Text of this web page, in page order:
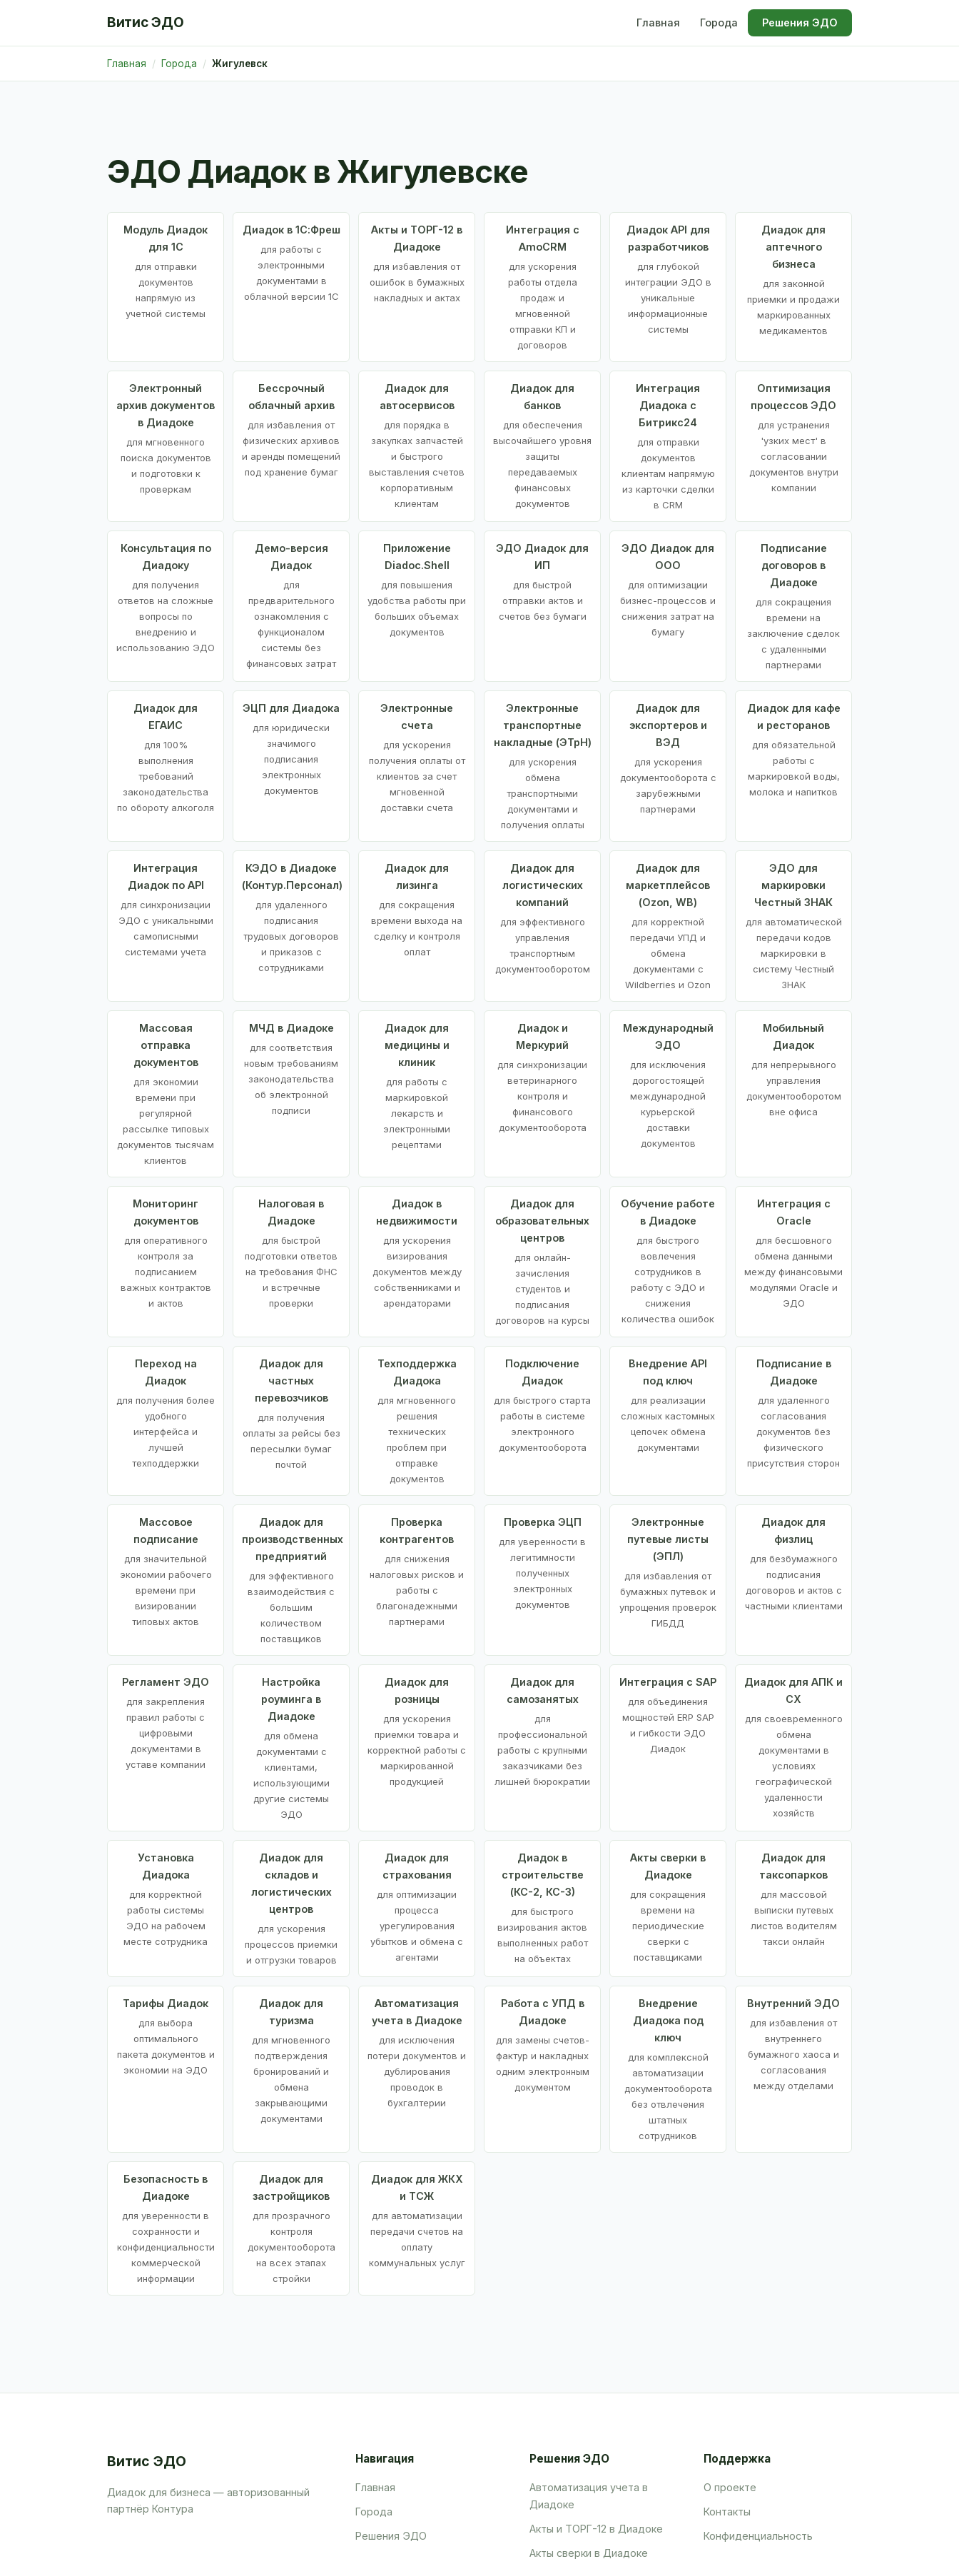
Витис ЭДО Главная Города Решения ЭДО
Главная Города Жигулевск
ЭДО Диадок в Жигулевске
Модуль Диадок
для 1С
для отправки
документов
напрямую из
учетной системы
Диадок в 1С:Фреш
для работы с
электронными
документами в
облачной версии 1С
Акты и ТОРГ-12 в
Диадоке
для избавления от
ошибок в бумажных
накладных и актах
Интеграция с
AmoCRM
для ускорения
работы отдела
продаж и
мгновенной
отправки КП и
договоров
Диадок API для
разработчиков
для глубокой
интеграции ЭДО в
уникальные
информационные
системы
Диадок для
аптечного
бизнеса
для законной
приемки и продажи
маркированных
медикаментов
Электронный
архив документов
в Диадоке
для мгновенного
поиска документов
и подготовки к
проверкам
Бессрочный
облачный архив
для избавления от
физических архивов
и аренды помещений
под хранение бумаг
Диадок для
автосервисов
для порядка в
закупках запчастей
и быстрого
выставления счетов
корпоративным
клиентам
Диадок для
банков
для обеспечения
высочайшего уровня
защиты
передаваемых
финансовых
документов
Интеграция
Диадока с
Битрикс24
для отправки
документов
клиентам напрямую
из карточки сделки
в CRM
Оптимизация
процессов ЭДО
для устранения
'узких мест' в
согласовании
документов внутри
компании
Консультация по
Диадоку
для получения
ответов на сложные
вопросы по
внедрению и
использованию ЭДО
Демо-версия
Диадок
для
предварительного
ознакомления с
функционалом
системы без
финансовых затрат
Приложение
Diadoc.Shell
для повышения
удобства работы при
больших объемах
документов
ЭДО Диадок для
ИП
для быстрой
отправки актов и
счетов без бумаги
ЭДО Диадок для
ООО
для оптимизации
бизнес-процессов и
снижения затрат на
бумагу
Подписание
договоров в
Диадоке
для сокращения
времени на
заключение сделок
с удаленными
партнерами
Диадок для
ЕГАИС
для 100%
выполнения
требований
законодательства
по обороту алкоголя
ЭЦП для Диадока
для юридически
значимого
подписания
электронных
документов
Электронные
счета
для ускорения
получения оплаты от
клиентов за счет
мгновенной
доставки счета
Электронные
транспортные
накладные (ЭТрН)
для ускорения
обмена
транспортными
документами и
получения оплаты
Диадок для
экспортеров и
ВЭД
для ускорения
документооборота с
зарубежными
партнерами
Диадок для кафе
и ресторанов
для обязательной
работы с
маркировкой воды,
молока и напитков
Интеграция
Диадок по API
для синхронизации
ЭДО с уникальными
самописными
системами учета
КЭДО в Диадоке
(Контур.Персонал)
для удаленного
подписания
трудовых договоров
и приказов с
сотрудниками
Диадок для
лизинга
для сокращения
времени выхода на
сделку и контроля
оплат
Диадок для
логистических
компаний
для эффективного
управления
транспортным
документооборотом
Диадок для
маркетплейсов
(Ozon, WB)
для корректной
передачи УПД и
обмена
документами с
Wildberries и Ozon
ЭДО для
маркировки
Честный ЗНАК
для автоматической
передачи кодов
маркировки в
систему Честный
ЗНАК
Массовая
отправка
документов
для экономии
времени при
регулярной
рассылке типовых
документов тысячам
клиентов
МЧД в Диадоке
для соответствия
новым требованиям
законодательства
об электронной
подписи
Диадок для
медицины и
клиник
для работы с
маркировкой
лекарств и
электронными
рецептами
Диадок и
Меркурий
для синхронизации
ветеринарного
контроля и
финансового
документооборота
Международный
ЭДО
для исключения
дорогостоящей
международной
курьерской
доставки
документов
Мобильный
Диадок
для непрерывного
управления
документооборотом
вне офиса
Мониторинг
документов
для оперативного
контроля за
подписанием
важных контрактов
и актов
Налоговая в
Диадоке
для быстрой
подготовки ответов
на требования ФНС
и встречные
проверки
Диадок в
недвижимости
для ускорения
визирования
документов между
собственниками и
арендаторами
Диадок для
образовательных
центров
для онлайн-
зачисления
студентов и
подписания
договоров на курсы
Обучение работе
в Диадоке
для быстрого
вовлечения
сотрудников в
работу с ЭДО и
снижения
количества ошибок
Интеграция с
Oracle
для бесшовного
обмена данными
между финансовыми
модулями Oracle и
ЭДО
Переход на
Диадок
для получения более
удобного
интерфейса и
лучшей
техподдержки
Диадок для
частных
перевозчиков
для получения
оплаты за рейсы без
пересылки бумаг
почтой
Техподдержка
Диадока
для мгновенного
решения
технических
проблем при
отправке
документов
Подключение
Диадок
для быстрого старта
работы в системе
электронного
документооборота
Внедрение API
под ключ
для реализации
сложных кастомных
цепочек обмена
документами
Подписание в
Диадоке
для удаленного
согласования
документов без
физического
присутствия сторон
Массовое
подписание
для значительной
экономии рабочего
времени при
визировании
типовых актов
Диадок для
производственных
предприятий
для эффективного
взаимодействия с
большим
количеством
поставщиков
Проверка
контрагентов
для снижения
налоговых рисков и
работы с
благонадежными
партнерами
Проверка ЭЦП
для уверенности в
легитимности
полученных
электронных
документов
Электронные
путевые листы
(ЭПЛ)
для избавления от
бумажных путевок и
упрощения проверок
ГИБДД
Диадок для
физлиц
для безбумажного
подписания
договоров и актов с
частными клиентами
Регламент ЭДО
для закрепления
правил работы с
цифровыми
документами в
уставе компании
Настройка
роуминга в
Диадоке
для обмена
документами с
клиентами,
использующими
другие системы
ЭДО
Диадок для
розницы
для ускорения
приемки товара и
корректной работы с
маркированной
продукцией
Диадок для
самозанятых
для
профессиональной
работы с крупными
заказчиками без
лишней бюрократии
Интеграция с SAP
для объединения
мощностей ERP SAP
и гибкости ЭДО
Диадок
Диадок для АПК и
СХ
для своевременного
обмена
документами в
условиях
географической
удаленности
хозяйств
Установка
Диадока
для корректной
работы системы
ЭДО на рабочем
месте сотрудника
Диадок для
складов и
логистических
центров
для ускорения
процессов приемки
и отгрузки товаров
Диадок для
страхования
для оптимизации
процесса
урегулирования
убытков и обмена с
агентами
Диадок в
строительстве
(КС-2, КС-3)
для быстрого
визирования актов
выполненных работ
на объектах
Акты сверки в
Диадоке
для сокращения
времени на
периодические
сверки с
поставщиками
Диадок для
таксопарков
для массовой
выписки путевых
листов водителям
такси онлайн
Тарифы Диадок
для выбора
оптимального
пакета документов и
экономии на ЭДО
Диадок для
туризма
для мгновенного
подтверждения
бронирований и
обмена
закрывающими
документами
Автоматизация
учета в Диадоке
для исключения
потери документов и
дублирования
проводок в
бухгалтерии
Работа с УПД в
Диадоке
для замены счетов-
фактур и накладных
одним электронным
документом
Внедрение
Диадока под
ключ
для комплексной
автоматизации
документооборота
без отвлечения
штатных
сотрудников
Внутренний ЭДО
для избавления от
внутреннего
бумажного хаоса и
согласования
между отделами
Безопасность в
Диадоке
для уверенности в
сохранности и
конфиденциальности
коммерческой
информации
Диадок для
застройщиков
для прозрачного
контроля
документооборота
на всех этапах
стройки
Диадок для ЖКХ
и ТСЖ
для автоматизации
передачи счетов на
оплату
коммунальных услуг
Витис ЭДО
Диадок для бизнеса — авторизованный
партнёр Контура
Навигация
Главная
Города
Решения ЭДО
Решения ЭДО
Автоматизация учета в
Диадоке
Акты и ТОРГ-12 в Диадоке
Акты сверки в Диадоке
Поддержка
О проекте
Контакты
Конфиденциальность